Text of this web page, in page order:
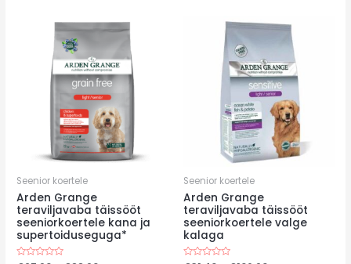
€91.30
€91.30
Seenior koertele
Arden Grange
teraviljavaba täissööt
seeniorkoertele kana ja
supertoiduseguga*
Seenior koertele
Arden Grange
teraviljavaba täissööt
seeniorkoertele valge
kalaga